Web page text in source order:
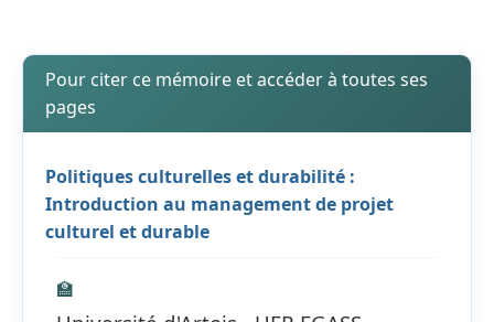
Pour citer ce mémoire et accéder à toutes ses
pages
Politiques culturelles et durabilité :
Introduction au management de projet
culturel et durable
🏫